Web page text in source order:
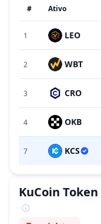
# Ativo
1 LEO
2 WBT
3 CRO
4 OKB
7 KCS
KuCoin Token